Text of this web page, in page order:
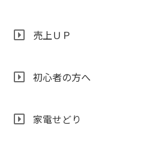
売上ＵＰ
初心者の方へ
家電せどり